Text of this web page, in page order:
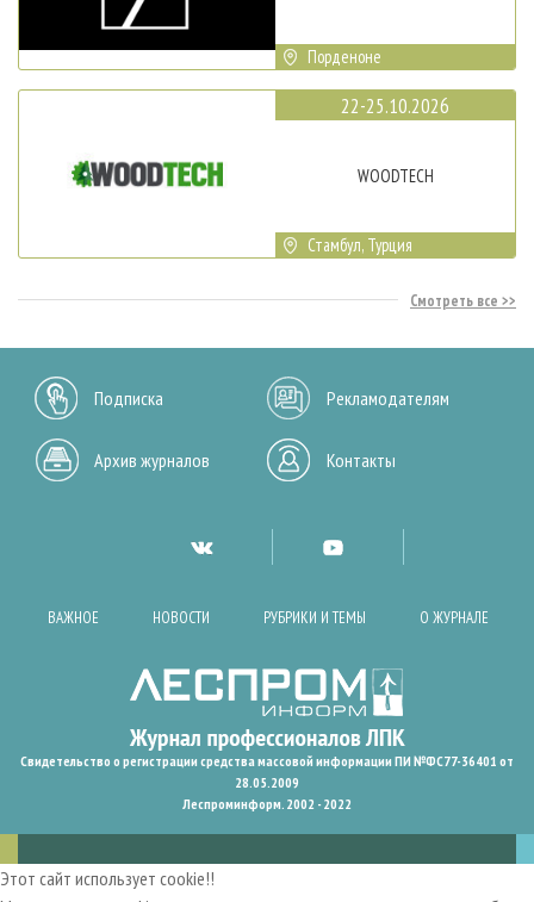
Порденоне
22-25.10.2026
WOODTECH
Стамбул, Турция
Смотреть все
Подписка Рекламодателям
Архив журналов Контакты
ВАЖНОЕ НОВОСТИ РУБРИКИ И ТЕМЫ О ЖУРНАЛЕ
Свидетельство о регистрации средства массовой информации ПИ №ФС77-36401 от
28.05.2009
Леспроминформ. 2002 - 2022
Этот сайт использует cookie!!